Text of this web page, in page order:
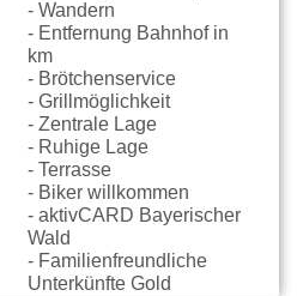
- Wandern
- Entfernung Bahnhof in
km
- Brötchenservice
- Grillmöglichkeit
- Zentrale Lage
- Ruhige Lage
- Terrasse
- Biker willkommen
- aktivCARD Bayerischer
Wald
- Familienfreundliche
Unterkünfte Gold